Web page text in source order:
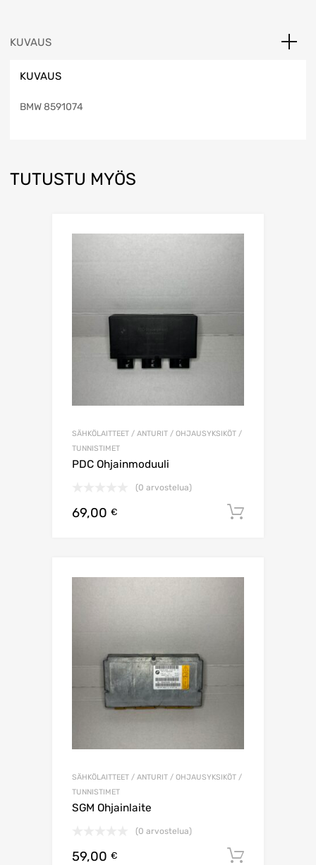
KUVAUS
KUVAUS
BMW 8591074
TUTUSTU MYÖS
SÄHKÖLAITTEET / ANTURIT / OHJAUSYKSIKÖT /
TUNNISTIMET
PDC Ohjainmoduuli
(0 arvostelua)
69,00 €
SÄHKÖLAITTEET / ANTURIT / OHJAUSYKSIKÖT /
TUNNISTIMET
SGM Ohjainlaite
(0 arvostelua)
59,00 €